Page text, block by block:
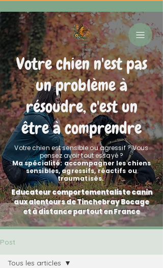
Votre chien n'est pas
un problème à
résoudre, c'est un
être à comprendre
Votre chien est sensible ou agressif ? Vous
pensez avoir tout essayé ?
Ma spécialité: accompagner les chiens
sensibles, agressifs, réactifs ou
traumatisés.
Educateur comportementaliste canin
aux alentours de Tinchebray Bocage
et à distance partout en France
Post
Tous les articles